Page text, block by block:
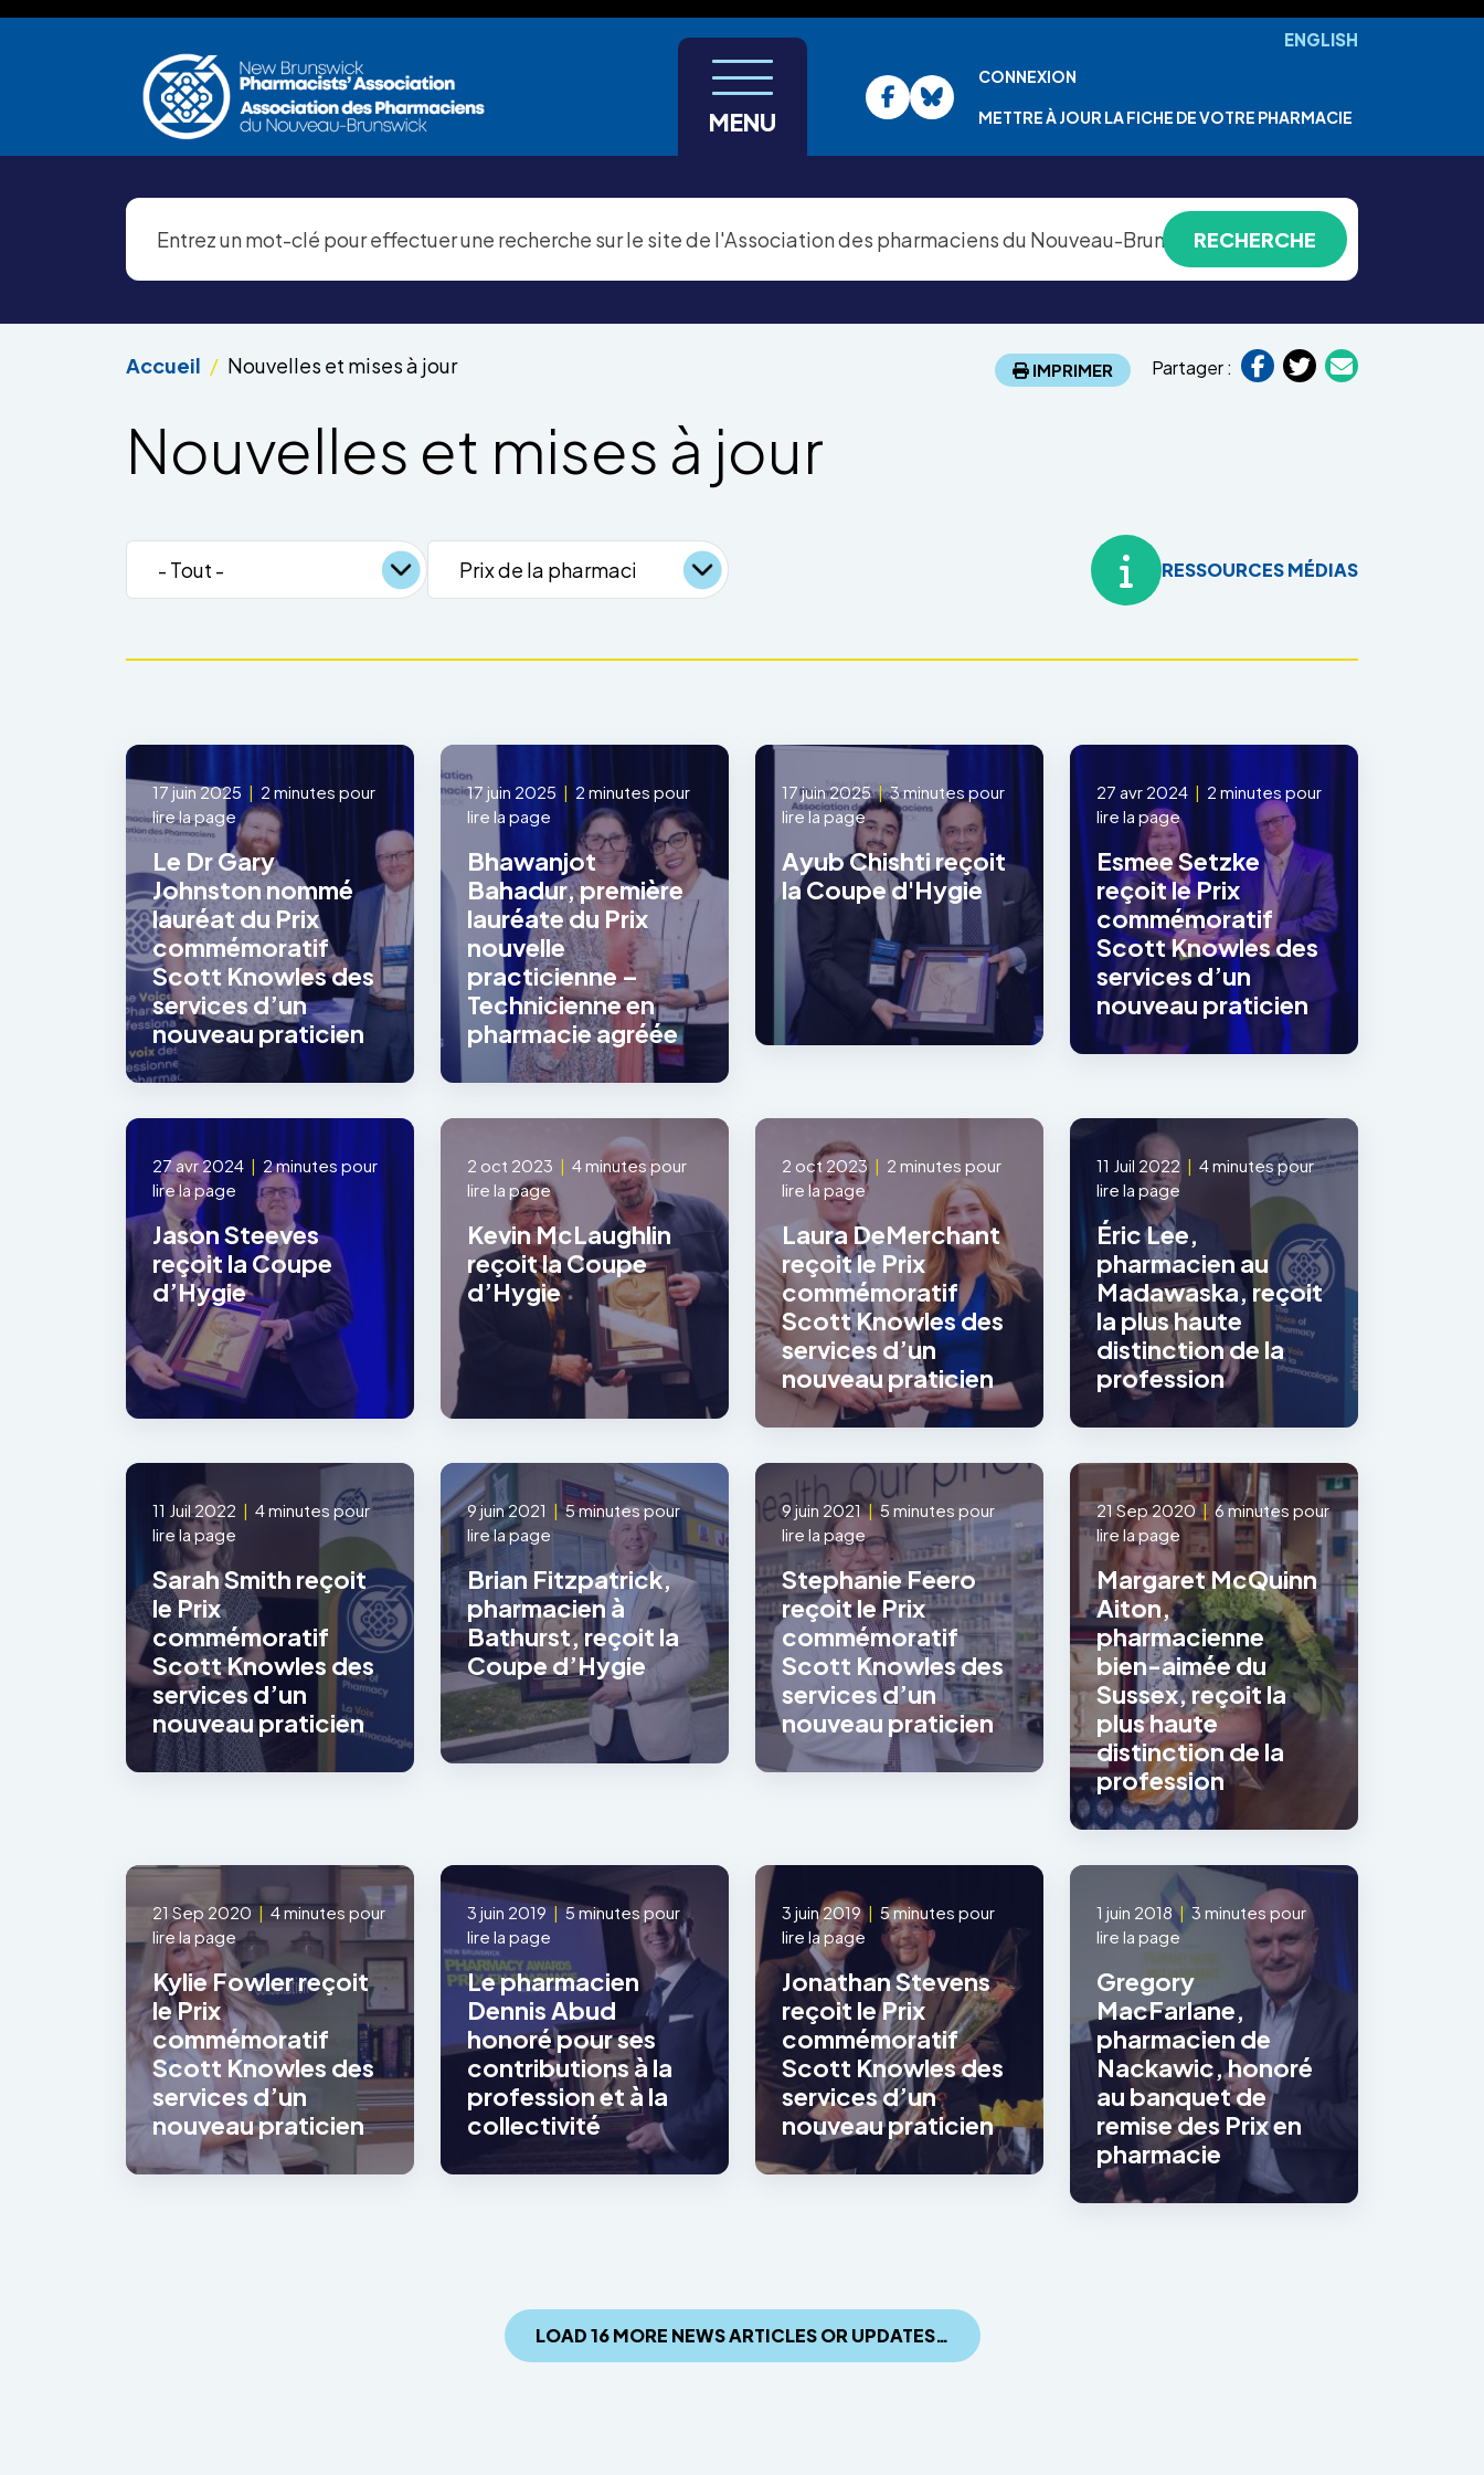
ENGLISH
MENU
CONNEXION
METTRE À JOUR LA FICHE DE VOTRE PHARMACIE
Accueil Nouvelles et mises à jour IMPRIMER Partager :
Nouvelles et mises à jour
RESSOURCES MÉDIAS
17 juin 2025 | 2 minutes pour
lire la page
Le Dr Gary
Johnston nommé
lauréat du Prix
commémoratif
Scott Knowles des
services d’un
nouveau praticien
17 juin 2025 | 2 minutes pour
lire la page
Bhawanjot
Bahadur, première
lauréate du Prix
nouvelle
practicienne –
Technicienne en
pharmacie agréée
17 juin 2025|3 minutes pour
lire la page
Ayub Chishti reçoit
la Coupe d'Hygie
27 avr 2024 | 2 minutes pour
lire la page
Esmee Setzke
reçoit le Prix
commémoratif
Scott Knowles des
services d’un
nouveau praticien
27 avr 2024 | 2 minutes pour
lire la page
Jason Steeves
reçoit la Coupe
d’Hygie
2 oct 2023 | 4 minutes pour
lire la page
Kevin McLaughlin
reçoit la Coupe
d’Hygie
2 oct 2023| 2 minutes pour
lire la page
Laura DeMerchant
reçoit le Prix
commémoratif
Scott Knowles des
services d’un
nouveau praticien
11 Juil 2022 | 4 minutes pour
lire la page
Éric Lee,
pharmacien au
Madawaska, reçoit
la plus haute
distinction de la
profession
11 Juil 2022 | 4 minutes pour
lire la page
Sarah Smith reçoit
le Prix
commémoratif
Scott Knowles des
services d’un
nouveau praticien
9 juin 2021 |5 minutes pour
lire la page
Brian Fitzpatrick,
pharmacien à
Bathurst, reçoit la
Coupe d’Hygie
9 juin 2021|5 minutes pour
lire la page
Stephanie Feero
reçoit le Prix
commémoratif
Scott Knowles des
services d’un
nouveau praticien
21 Sep 2020| 6 minutes pour
lire la page
Margaret McQuinn
Aiton,
pharmacienne
bien-aimée du
Sussex, reçoit la
plus haute
distinction de la
profession
21 Sep 2020| 4 minutes pour
lire la page
Kylie Fowler reçoit
le Prix
commémoratif
Scott Knowles des
services d’un
nouveau praticien
3 juin 2019|5 minutes pour
lire la page
Le pharmacien
Dennis Abud
honoré pour ses
contributions à la
profession et à la
collectivité
3 juin 2019| 5 minutes pour
lire la page
Jonathan Stevens
reçoit le Prix
commémoratif
Scott Knowles des
services d’un
nouveau praticien
1 juin 2018|3 minutes pour
lire la page
Gregory
MacFarlane,
pharmacien de
Nackawic, honoré
au banquet de
remise des Prix en
pharmacie
LOAD 16 MORE NEWS ARTICLES OR UPDATES…